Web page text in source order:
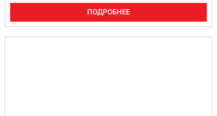
ПОДРОБНЕЕ